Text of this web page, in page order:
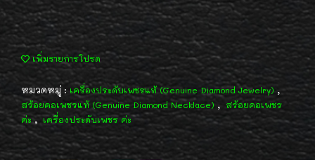
เพิ่มรายการโปรด
หมวดหมู่ : เครื่องประดับเพชรแท้ (Genuine Diamond Jewelry) ,
สร้อยคอเพชรแท้ (Genuine Diamond Necklace) , สร้อยคอเพชร
ค่ะ, เครื่องประดับเพชร ค่ะ